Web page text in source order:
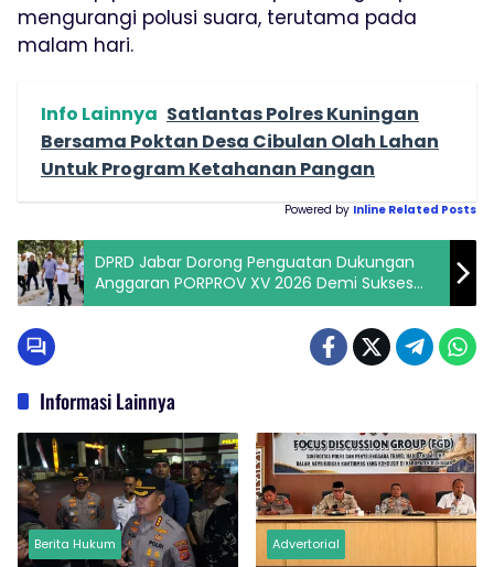
mengurangi polusi suara, terutama pada
malam hari.
Info Lainnya Satlantas Polres Kuningan
Bersama Poktan Desa Cibulan Olah Lahan
Untuk Program Ketahanan Pangan
Powered by Inline Related Posts
DPRD Jabar Dorong Penguatan Dukungan
Anggaran PORPROV XV 2026 Demi Sukses
Prestasi, Ekonomi, dan Administrasi
Informasi Lainnya
Berita Hukum Advertorial